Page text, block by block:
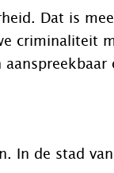
Dat is
criminaliteit
aanspreekbaar
In de stad